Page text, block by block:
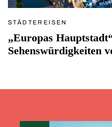
STÄDTEREISEN
„Europas
Sehenswürdigkeiten